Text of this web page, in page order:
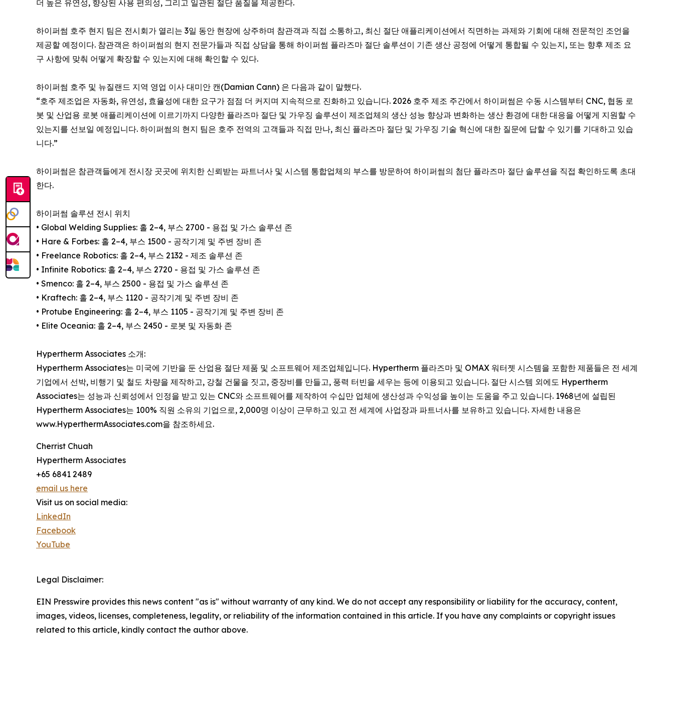
더 높은 유연성, 향상된 사용 편의성, 그리고 일관된 절단 품질을 제공한다.
하이퍼썸 호주 현지 팀은 전시회가 열리는 3일 동안 현장에 상주하며 참관객과 직접 소통하고, 최신 절단 애플리케이션에서 직면하는 과제와 기회에 대해 전문적인 조언을
제공할 예정이다. 참관객은 하이퍼썸의 현지 전문가들과 직접 상담을 통해 하이퍼썸 플라즈마 절단 솔루션이 기존 생산 공정에 어떻게 통합될 수 있는지, 또는 향후 제조 요
구 사항에 맞춰 어떻게 확장할 수 있는지에 대해 확인할 수 있다.
하이퍼썸 호주 및 뉴질랜드 지역 영업 이사 대미안 캔(Damian Cann) 은 다음과 같이 말했다.
“호주 제조업은 자동화, 유연성, 효율성에 대한 요구가 점점 더 커지며 지속적으로 진화하고 있습니다. 2026 호주 제조 주간에서 하이퍼썸은 수동 시스템부터 CNC, 협동 로
봇 및 산업용 로봇 애플리케이션에 이르기까지 다양한 플라즈마 절단 및 가우징 솔루션이 제조업체의 생산 성능 향상과 변화하는 생산 환경에 대한 대응을 어떻게 지원할 수
있는지를 선보일 예정입니다. 하이퍼썸의 현지 팀은 호주 전역의 고객들과 직접 만나, 최신 플라즈마 절단 및 가우징 기술 혁신에 대한 질문에 답할 수 있기를 기대하고 있습
니다.”
하이퍼썸은 참관객들에게 전시장 곳곳에 위치한 신뢰받는 파트너사 및 시스템 통합업체의 부스를 방문하여 하이퍼썸의 첨단 플라즈마 절단 솔루션을 직접 확인하도록 초대
한다.
하이퍼썸 솔루션 전시 위치
• Global Welding Supplies: 홀 2–4, 부스 2700 - 용접 및 가스 솔루션 존
• Hare & Forbes: 홀 2–4, 부스 1500 - 공작기계 및 주변 장비 존
• Freelance Robotics: 홀 2–4, 부스 2132 - 제조 솔루션 존
• Infinite Robotics: 홀 2–4, 부스 2720 - 용접 및 가스 솔루션 존
• Smenco: 홀 2–4, 부스 2500 - 용접 및 가스 솔루션 존
• Kraftech: 홀 2–4, 부스 1120 - 공작기계 및 주변 장비 존
• Protube Engineering: 홀 2–4, 부스 1105 - 공작기계 및 주변 장비 존
• Elite Oceania: 홀 2–4, 부스 2450 - 로봇 및 자동화 존
Hypertherm Associates 소개:
Hypertherm Associates는 미국에 기반을 둔 산업용 절단 제품 및 소프트웨어 제조업체입니다. Hypertherm 플라즈마 및 OMAX 워터젯 시스템을 포함한 제품들은 전 세계
기업에서 선박, 비행기 및 철도 차량을 제작하고, 강철 건물을 짓고, 중장비를 만들고, 풍력 터빈을 세우는 등에 이용되고 있습니다. 절단 시스템 외에도 Hypertherm
Associates는 성능과 신뢰성에서 인정을 받고 있는 CNC와 소프트웨어를 제작하여 수십만 업체에 생산성과 수익성을 높이는 도움을 주고 있습니다. 1968년에 설립된
Hypertherm Associates는 100% 직원 소유의 기업으로, 2,000명 이상이 근무하고 있고 전 세계에 사업장과 파트너사를 보유하고 있습니다. 자세한 내용은
www.HyperthermAssociates.com을 참조하세요.
Cherrist Chuah
Hypertherm Associates
+65 6841 2489
email us here
Visit us on social media:
LinkedIn
Facebook
YouTube
Legal Disclaimer:
EIN Presswire provides this news content "as is" without warranty of any kind. We do not accept any responsibility or liability for the accuracy, content,
images, videos, licenses, completeness, legality, or reliability of the information contained in this article. If you have any complaints or copyright issues
related to this article, kindly contact the author above.